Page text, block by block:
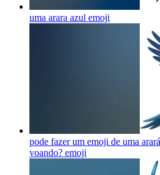
uma arara azul emoji
pode fazer um emoji de uma
voando? emoji